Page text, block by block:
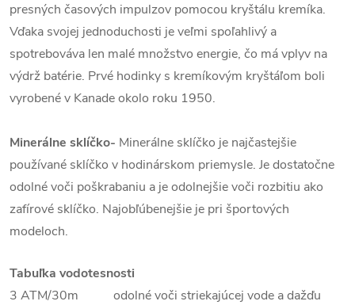
presných časových impulzov pomocou kryštálu kremíka.
Vďaka svojej jednoduchosti je veľmi spoľahlivý a
spotrebováva len malé množstvo energie, čo má vplyv na
výdrž batérie. Prvé hodinky s kremíkovým kryštáľom boli
vyrobené v Kanade okolo roku 1950.
Minerálne sklíčko- Minerálne sklíčko je najčastejšie
používané sklíčko v hodinárskom priemysle. Je dostatočne
odolné voči poškrabaniu a je odolnejšie voči rozbitiu ako
zafírové sklíčko. Najobľúbenejšie je pri športových
modeloch.
Tabuľka vodotesnosti
3 ATM/30m odolné voči striekajúcej vode a dažďu